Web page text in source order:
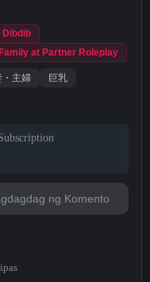
Dibdib
at Partner Roleplay
・主婦
巨乳
ng Komento